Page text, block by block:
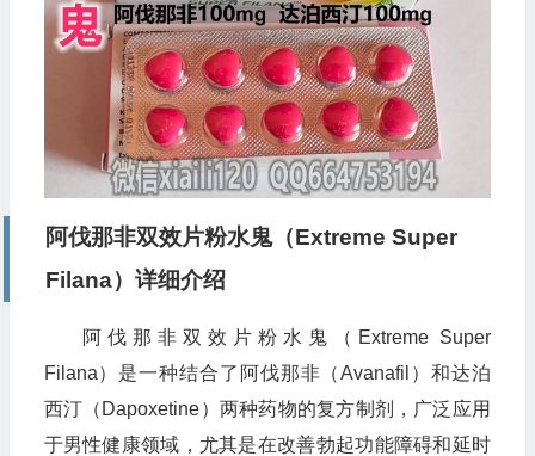
阿伐那非双效片粉水鬼（Extreme Super
Filana）详细介绍
阿伐那非双效片粉水鬼（Extreme Super
Filana）是一种结合了阿伐那非（Avanafil）和达泊
西汀（Dapoxetine）两种药物的复方制剂，广泛应用
于男性健康领域，尤其是在改善勃起功能障碍和延时